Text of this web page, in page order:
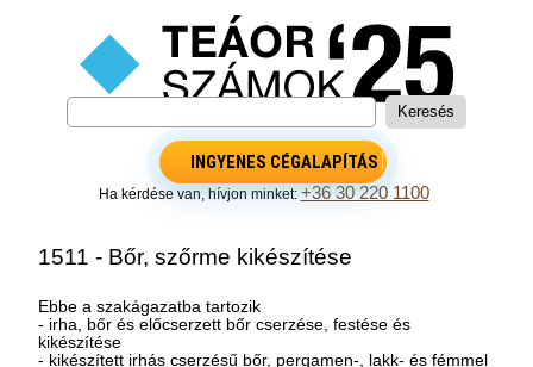
INGYENES CÉGALAPÍTÁS
Ha kérdése van, hívjon minket:+36 30 220 1100
1511 - Bőr, szőrme kikészítése
Ebbe a szakágazatba tartozik
- irha, bőr és előcserzett bőr cserzése, festése és
kikészítése
- kikészített irhás cserzésű bőr, pergamen-, lakk- és fémmel